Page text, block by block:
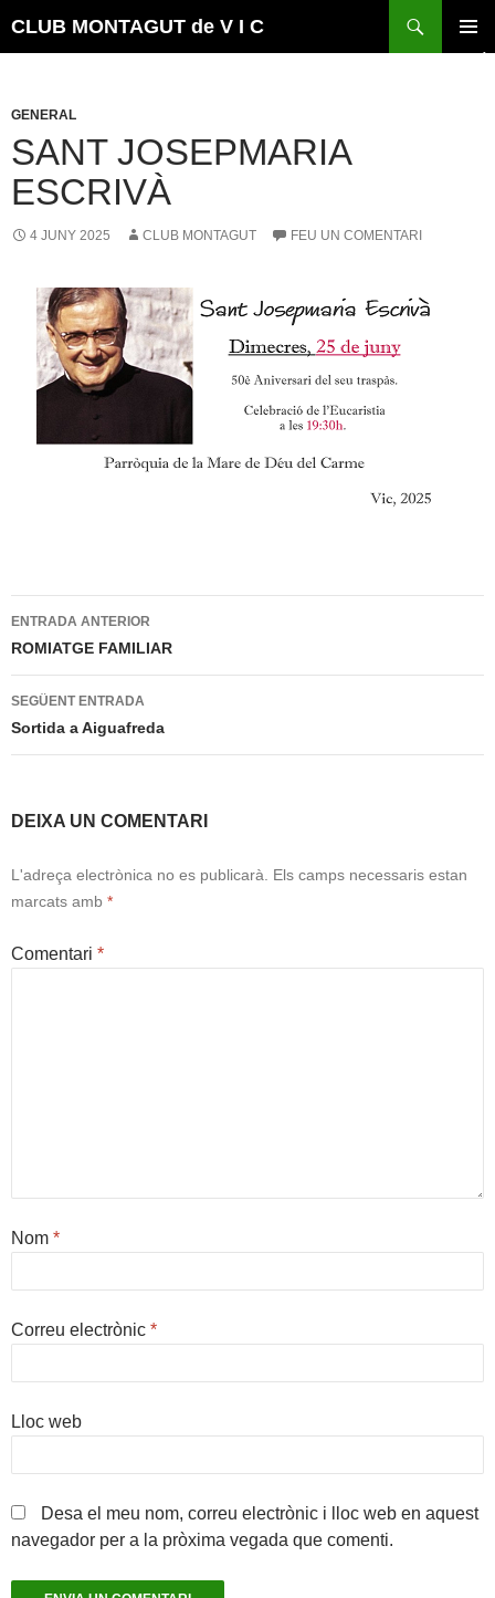
CLUB MONTAGUT de V I C
GENERAL
SANT JOSEPMARIA
ESCRIVÀ
4 JUNY 2025 CLUB MONTAGUT FEU UN COMENTARI
Navegació
per
les
entrades
ENTRADA ANTERIOR
ROMIATGE FAMILIAR
SEGÜENT ENTRADA
Sortida a Aiguafreda
DEIXA UN COMENTARI
L'adreça electrònica no es publicarà.
Els camps necessaris estan
marcats amb *
Comentari *
Nom *
Correu electrònic *
Lloc web
Desa el meu nom, correu electrònic i lloc web en aquest
navegador per a la pròxima vegada que comenti.